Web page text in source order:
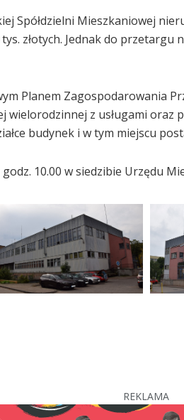
Spółdzielni Mieszkaniowej
złotych. Jednak do
Planem Zagospodarowania
wielorodzinnej z usługami oraz
budynek i w tym miejscu
10.00 w siedzibie Urzędu
REKLAMA